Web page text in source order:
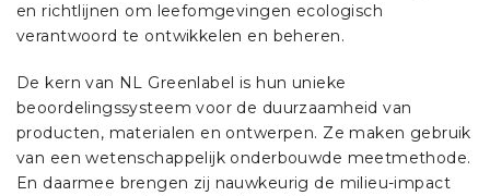
en richtlijnen om leefomgevingen ecologisch
verantwoord te ontwikkelen en beheren.
De kern van NL Greenlabel is hun unieke
beoordelingssysteem voor de duurzaamheid van
producten, materialen en ontwerpen. Ze maken gebruik
van een wetenschappelijk onderbouwde meetmethode.
En daarmee brengen zij nauwkeurig de milieu-impact